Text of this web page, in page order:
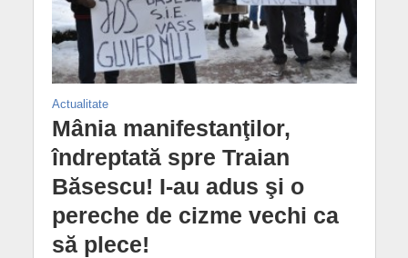
Actualitate
Mânia manifestanţilor,
îndreptată spre Traian
Băsescu! I-au adus şi o
pereche de cizme vechi ca
să plece!